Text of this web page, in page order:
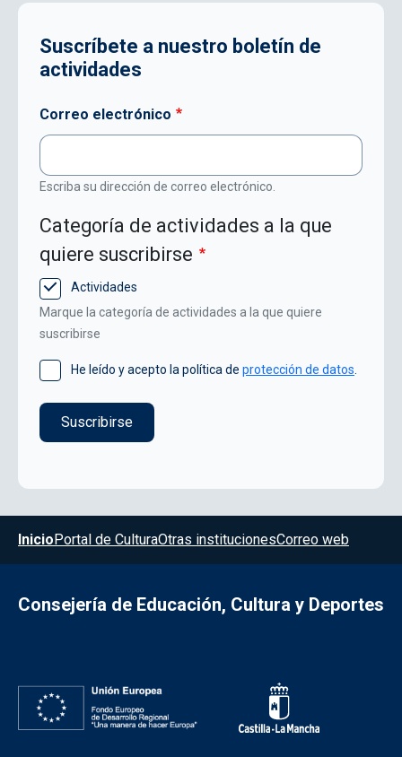
Suscríbete a nuestro boletín de
actividades
Correo electrónico
Escriba su dirección de correo electrónico.
Categoría de actividades a la que
quiere suscribirse
Actividades
Marque la categoría de actividades a la que quiere
suscribirse
He leído y acepto la política de protección de datos
Menú del pie
InicioPortal de CulturaOtras institucionesCorreo web
Consejería de Educación, Cultura y Deportes